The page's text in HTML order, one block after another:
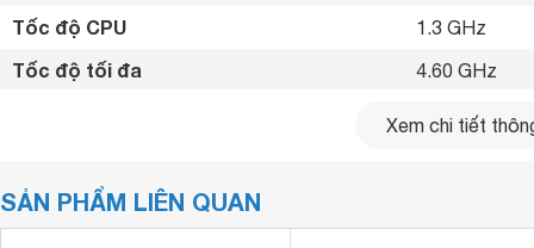
Tốc độ CPU 1.3 GHz
Tốc độ tối đa 4.60 GHz
DDR4
Tốc độ bus
Xem chi tiết
SẢN PHẨM LIÊN QUAN